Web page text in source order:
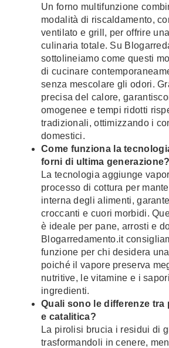
Un forno multifunzione
modalità di riscaldamento,
ventilato e grill, per offrire
culinaria totale. Su
sottolineiamo come questi
di cucinare
senza mescolare gli odori.
precisa del calore,
omogenee e tempi ridotti
tradizionali, ottimizzando i
domestici.
Come funziona la
forni di ultima generazione?
La tecnologia aggiunge
processo di cottura per
interna degli alimenti,
croccanti e cuori morbidi.
è ideale per pane, arrosti e
Blogarredamento.it
funzione per chi desidera
poiché il vapore preserva
nutritive, le vitamine e i
ingredienti.
Quali sono le differenze
e catalitica?
La pirolisi brucia i residui di
trasformandoli in cenere,